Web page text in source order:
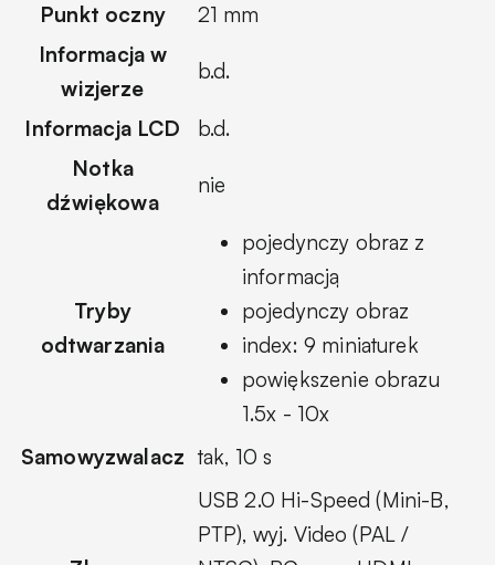
Punkt oczny
21 mm
Informacja w
wizjerze
b.d.
Informacja LCD
b.d.
Notka
dźwiękowa
nie
Tryby
odtwarzania
pojedynczy obraz z
informacją
pojedynczy obraz
index: 9 miniaturek
powiększenie obrazu
1.5x - 10x
Samowyzwalacz tak, 10 s
USB 2.0 Hi-Speed (Mini-B,
PTP), wyj. Video (PAL /